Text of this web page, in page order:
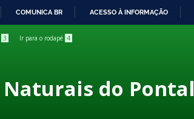
COMUNICA BR ACESSO À INFORMAÇÃO
3 Ir para o rodapé 4
Naturais do Pontal